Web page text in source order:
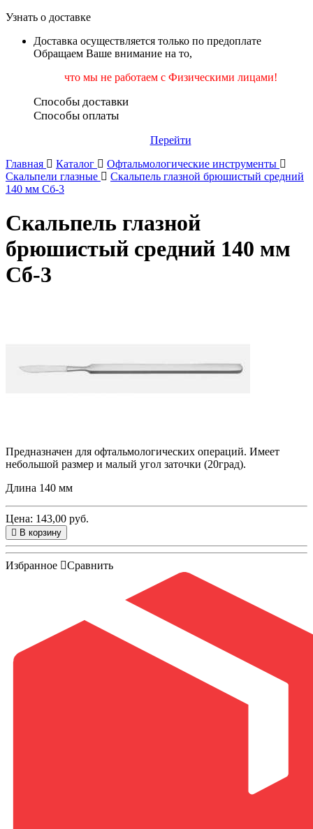
Узнать о доставке
Доставка осуществляется только по предоплате
Обращаем Ваше внимание на то,
что мы не работаем с Физическими лицами!
Способы доставки
Способы оплаты
Перейти
Главная
Каталог
Офтальмологические инструменты
Скальпели глазные
Скальпель глазной брюшистый средний
140 мм Сб-3
Скальпель глазной
брюшистый средний 140 мм
Сб-3
Предназначен для офтальмологических операций. Имеет
небольшой размер и малый угол заточки (20град).
Длина 140 мм
Цена: 143,00 руб.
В корзину
Избранное Сравнить